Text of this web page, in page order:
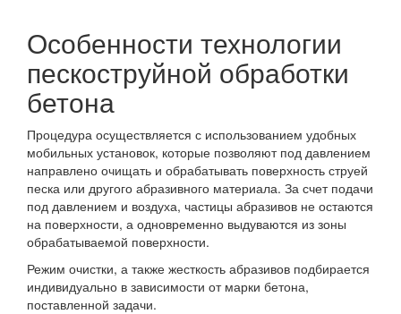
Особенности технологии
пескоструйной обработки
бетона
Процедура осуществляется с использованием удобных
мобильных установок, которые позволяют под давлением
направлено очищать и обрабатывать поверхность струей
песка или другого абразивного материала. За счет подачи
под давлением и воздуха, частицы абразивов не остаются
на поверхности, а одновременно выдуваются из зоны
обрабатываемой поверхности.
Режим очистки, а также жесткость абразивов подбирается
индивидуально в зависимости от марки бетона,
поставленной задачи.